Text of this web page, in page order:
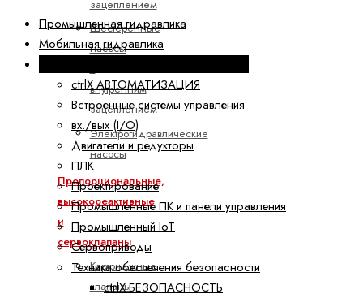
зацеплением
Шестеренные
насосы
внутренним
зацеплением
Электрогидравлические
насосы
Пропорциональные,
высокореактивные
и
сервоклапаны
Картриджные
клапаны
Промышленная гидравлика
Мобильная гидравлика
ctrlX АВТОМАТИЗАЦИЯ
Встроенные системы управления
вх./вых (I/O)
Двигатели и редукторы
ПЛК
Проектирование
Промышленные ПК и панели управления
Промышленный IoT
Сервоприводы
Техника обеспечения безопасности
ctrlX БЕЗОПАСНОСТЬ